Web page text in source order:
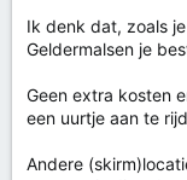
Ik denk dat, zoals
Geldermalsen je
Geen extra kosten
een uurtje aan te
Andere